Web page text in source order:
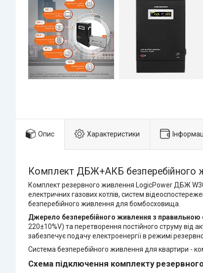
Опис Характеристики
Комплект ДБЖ+АКБ безперебійного
Комплект резервного живлення LogicPower ДБЖ
електричних газових котлів, систем
безперебійного живлення для бомбосховища.
Джерело безперебійного живлення з правильною
220±10%V) та перетворення постійного струму від
забезпечує подачу електроенергії в режимі
Система безперебійного живлення для квартири -
Схема підключення комплекту